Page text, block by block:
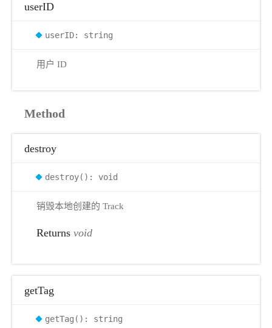
userID
userID: string
用户 ID
Method
destroy
destroy(): void
销毁本地创建的 Track
Returns void
getTag
getTag(): string